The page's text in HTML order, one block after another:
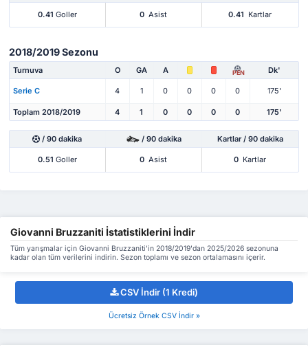
0.41 Goller 0 Asist 0.41 Kartlar
2018/2019 Sezonu
Turnuva O GA A PEN Dk'
Serie C 4 1 0 0 0 0 175'
Toplam 2018/2019 4 1 0 0 0 0 175'
/ 90 dakika / 90 dakika Kartlar / 90 dakika
0.51 Goller 0 Asist 0 Kartlar
Giovanni Bruzzaniti İstatistiklerini İndir
Tüm yarışmalar için Giovanni Bruzzaniti'in 2018/2019'dan 2025/2026 sezonuna
kadar olan tüm verilerini indirin. Sezon toplamı ve sezon ortalamasını içerir.
CSV İndir (1 Kredi)
Ücretsiz Örnek CSV İndir »